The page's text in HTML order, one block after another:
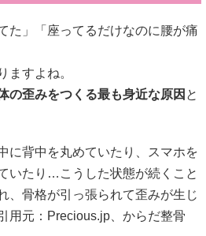
た」「座ってるだけなのに腰が痛
ますよね。
の歪みをつくる最も身近な原因 と
に背中を丸めていたり、スマホを
いたり…こうした状態が続くこと
、骨格が引っ張られて歪みが生じ
用元： Precious.jp
からだ整骨